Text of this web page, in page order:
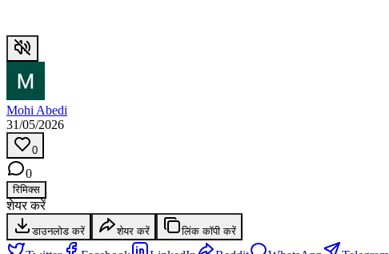
Mohi Abedi
31/05/2026
0
0
रिमिक्स
शेयर करें
डाउनलोड करें शेयर करें लिंक कॉपी करें